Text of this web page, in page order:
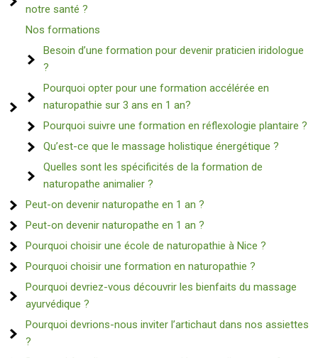
notre santé ?
Nos formations
Besoin d’une formation pour devenir praticien iridologue
?
Pourquoi opter pour une formation accélérée en
naturopathie sur 3 ans en 1 an?
Pourquoi suivre une formation en réflexologie plantaire ?
Qu’est-ce que le massage holistique énergétique ?
Quelles sont les spécificités de la formation de
naturopathe animalier ?
Peut-on devenir naturopathe en 1 an ?
Peut-on devenir naturopathe en 1 an ?
Pourquoi choisir une école de naturopathie à Nice ?
Pourquoi choisir une formation en naturopathie ?
Pourquoi devriez-vous découvrir les bienfaits du massage
ayurvédique ?
Pourquoi devrions-nous inviter l’artichaut dans nos assiettes
?